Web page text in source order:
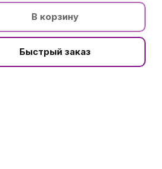
В корзину
Быстрый заказ